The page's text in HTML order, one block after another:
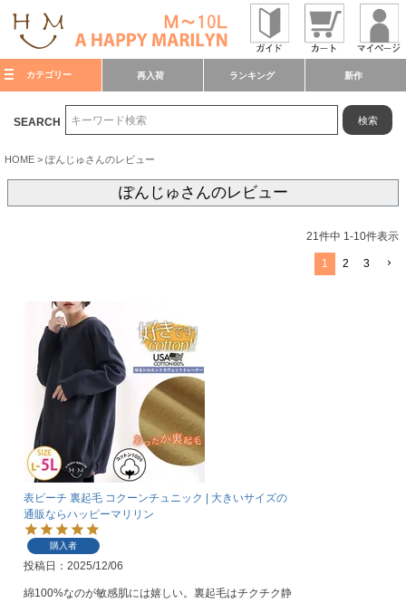
カテゴリー 再入荷 ランキング 新作
SEARCH 検索
HOME ぽんじゅさんのレビュー
ぽんじゅさんのレビュー
21件中 1-10件表示
1 2 3
表ピーチ 裏起毛 コクーンチュニック | 大きいサイズの
通販ならハッピーマリリン
購入者
投稿日 2025/12/06
綿100%なのが敏感肌には嬉しい。裏起毛はチクチク静